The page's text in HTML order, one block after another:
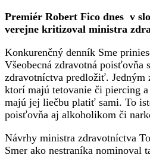
Premiér Robert Fico dnes v
verejne kritizoval ministra
Konkurenčný denník Sme
Všeobecná zdravotná poisťovňa
zdravotníctva predložiť. Jedným
ktorí majú tetovanie či piercing
majú jej liečbu platiť sami. To
poisťovňa aj alkoholikom či
Návrhy ministra zdravotníctva
Smer ako nestraníka nominoval